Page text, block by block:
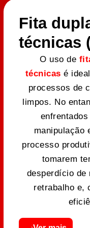
Fita
técnicas
O uso de
técnicas é
processos de
limpos. No
manipulação
processo
tomarem
desperdício de
retrabalho e,